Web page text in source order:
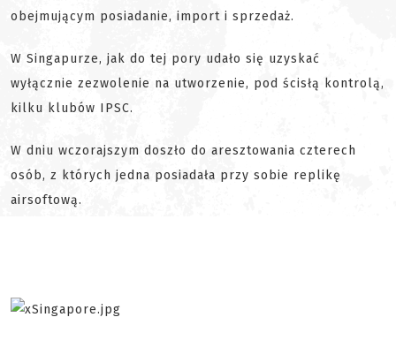
obejmującym posiadanie, import i sprzedaż.
W Singapurze, jak do tej pory udało się uzyskać
wyłącznie zezwolenie na utworzenie, pod ścisłą kontrolą,
kilku klubów IPSC.
W dniu wczorajszym doszło do aresztowania czterech
osób, z których jedna posiadała przy sobie replikę
airsoftową.